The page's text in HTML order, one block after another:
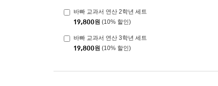
바빠 교과서 연산 2학년 세트
19,800원 (10% 할인)
바빠 교과서 연산 3학년 세트
19,800원 (10% 할인)